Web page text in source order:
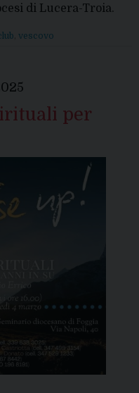
di Lucera-Troia.
vescovo
per